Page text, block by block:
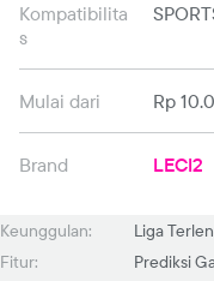
Kompatibilita
s
Mulai dari Rp
Brand LECI2
Keunggulan:
Liga
Fitur:
Prediksi